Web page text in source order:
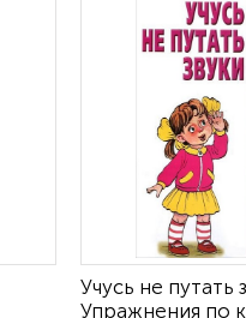
Учусь не путать
Упражнения по